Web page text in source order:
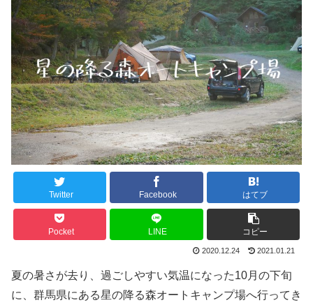
Twitter Facebook はてブ
Pocket LINE コピー
2020.12.24 2021.01.21
夏の暑さが去り、過ごしやすい気温になった10月の下旬
に、群馬県にある星の降る森オートキャンプ場へ行ってき